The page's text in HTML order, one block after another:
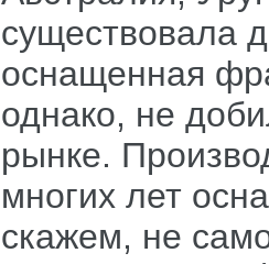
существовала
оснащенная
однако, не
рынке.
многих лет
скажем, не